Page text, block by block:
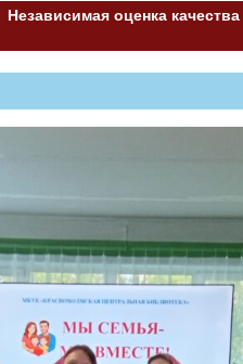
Независимая оценка качества